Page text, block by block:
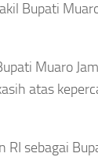
Bupati
Muaro
atas
RI sebagai